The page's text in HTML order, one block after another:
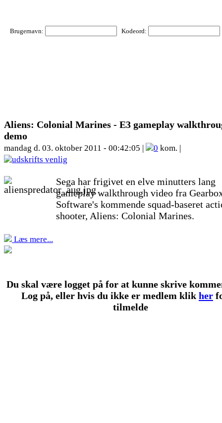
Brugernavn: Kodeord:
Aliens: Colonial Marines - E3 gameplay
demo
mandag d. 03. oktober 2011 - 00:42:05 | 0 kom. |
Sega har frigivet en elve minutters lang
gameplay walkthrough video fra
Software's kommende squad-baseret
shooter, Aliens: Colonial Marines.
Læs mere...
Du skal være logget på for at kunne skrive
Log på, eller hvis du ikke er medlem klik her
tilmelde